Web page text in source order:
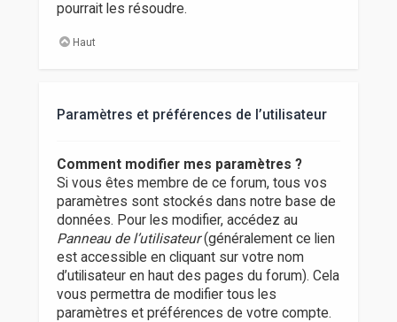
pourrait les résoudre.
Haut
Paramètres et préférences de l’utilisateur
Comment modifier mes paramètres ?
Si vous êtes membre de ce forum, tous vos
paramètres sont stockés dans notre base de
données. Pour les modifier, accédez au
Panneau de l’utilisateur(généralement ce lien
est accessible en cliquant sur votre nom
d’utilisateur en haut des pages du forum). Cela
vous permettra de modifier tous les
paramètres et préférences de votre compte.